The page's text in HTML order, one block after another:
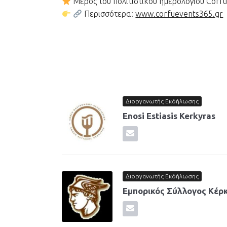
Περισσότερα:www.corfuevents365.gr
Διοργανωτής Εκδήλωσης
Enosi Estiasis Kerkyras
Διοργανωτής Εκδήλωσης
Εμπορικός Σύλλογος